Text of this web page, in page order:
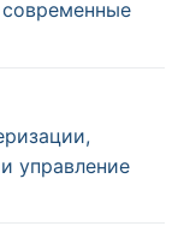
управление